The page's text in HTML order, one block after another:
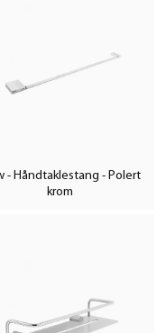
- Håndtaklestang - Polert
krom